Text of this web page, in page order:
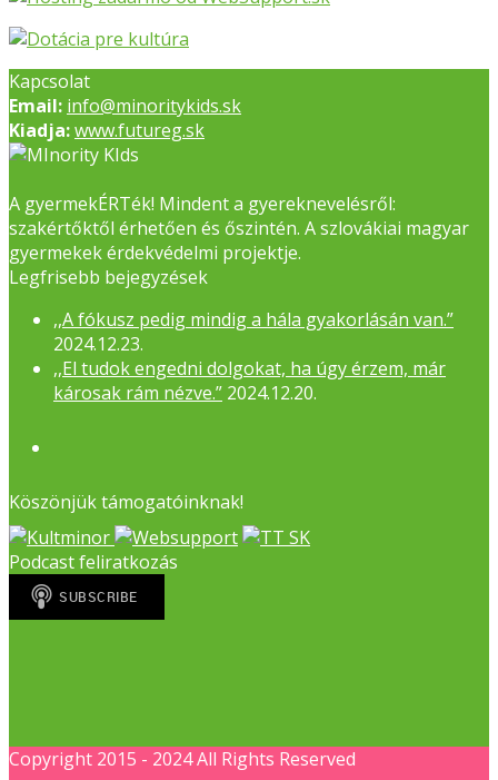
Kapcsolat
Email: info@minoritykids.sk
Kiadja:www.futureg.sk
A gyermekÉRTék! Mindent a gyereknevelésről:
szakértőktől érhetően és őszintén. A szlovákiai magyar
gyermekek érdekvédelmi projektje.
Legfrisebb bejegyzések
,,A fókusz pedig mindig a hála gyakorlásán van.”
2024.12.23.
,,El tudok engedni dolgokat, ha úgy érzem, már
károsak rám nézve.” 2024.12.20.
Köszönjük támogatóinknak!
Podcast feliratkozás
Copyright 2015 - 2024 All Rights Reserved